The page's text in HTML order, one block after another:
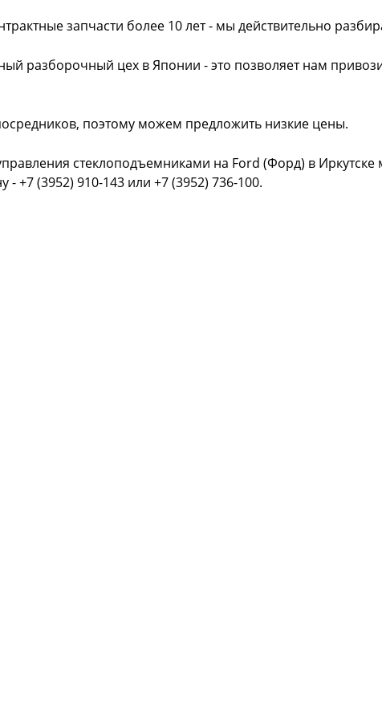
запчасти более 10 лет - мы действительно
разборочный цех в Японии - это позволяет нам
поэтому можем предложить низкие цены.
стеклоподъемниками на Ford (Форд) в
- +7 (3952) 910-143 или +7 (3952) 736-100.